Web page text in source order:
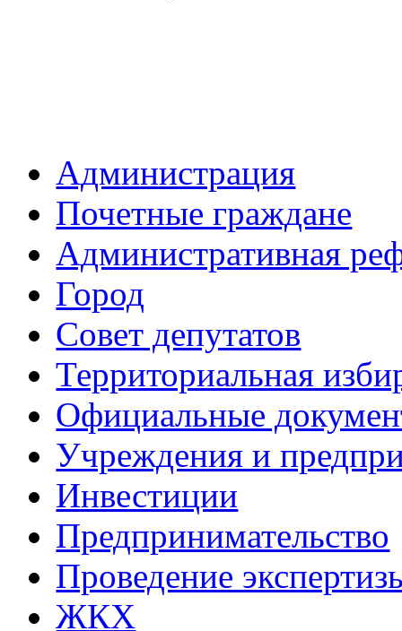
Администрация
Почетные граждане
Административная
Город
Совет депутатов
Территориальная
Официальные
Учреждения и
Инвестиции
Предпринимательство
Проведение
ЖКХ